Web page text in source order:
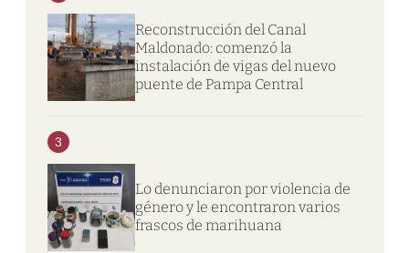
Reconstrucción del Canal
Maldonado: comenzó la
instalación de vigas del nuevo
puente de Pampa Central
3
Lo denunciaron por violencia de
género y le encontraron varios
frascos de marihuana